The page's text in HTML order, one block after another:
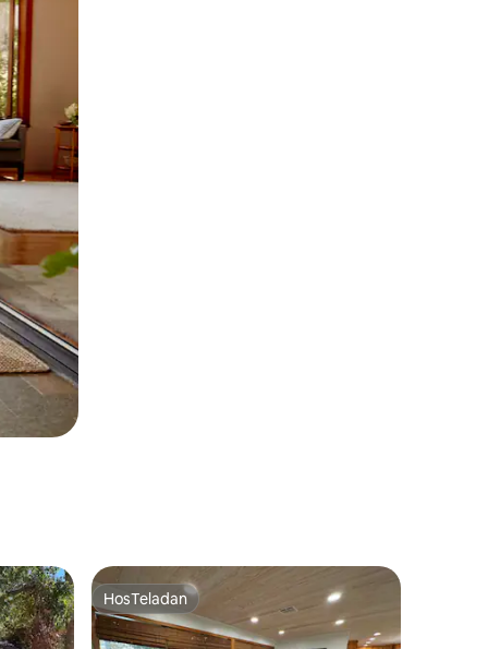
menggeser.
HosTeladan
HosTeladan